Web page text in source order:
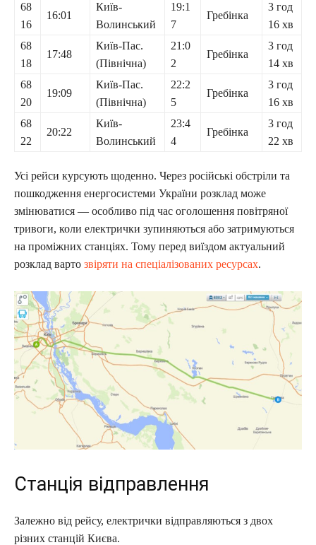
68
16
16:01
Київ-
Волинський
19:1
7
Гребінка
3 год
16 хв
68
18
17:48
Київ-Пас.
(Північна)
21:0
2
Гребінка
3 год
14 хв
68
20
19:09
Київ-Пас.
(Північна)
22:2
5
Гребінка
3 год
16 хв
68
22
20:22
Київ-
Волинський
23:4
4
Гребінка
3 год
22 хв
Усі рейси курсують щоденно. Через російські обстріли та
пошкодження енергосистеми України розклад може
змінюватися — особливо під час оголошення повітряної
тривоги, коли електрички зупиняються або затримуються
на проміжних станціях. Тому перед виїздом актуальний
розклад варто звіряти на спеціалізованих ресурсах.
Станція відправлення
Залежно від рейсу, електрички відправляються з двох
різних станцій Києва.